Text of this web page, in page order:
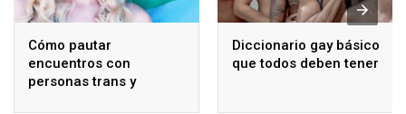
Cómo pautar
encuentros con
personas trans y
Diccionario gay básico
que todos deben tener